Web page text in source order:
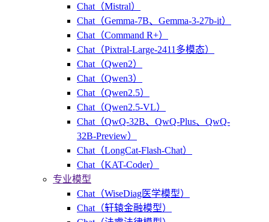
Chat（Mistral）
Chat（Gemma-7B、Gemma-3-27b-it）
Chat（Command R+）
Chat（Pixtral-Large-2411多模态）
Chat（Qwen2）
Chat（Qwen3）
Chat（Qwen2.5）
Chat（Qwen2.5-VL）
Chat（QwQ-32B、QwQ-Plus、QwQ-
32B-Preview）
Chat（LongCat-Flash-Chat）
Chat（KAT-Coder）
专业模型
Chat（WiseDiag医学模型）
Chat（轩辕金融模型）